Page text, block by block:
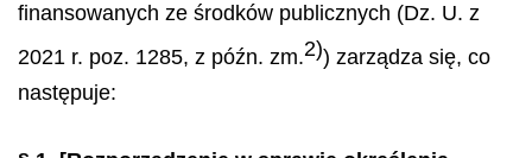
finansowanych ze środków publicznych (Dz. U. z
2021 r. poz. 1285, z późn. zm.2)) zarządza się, co
następuje: